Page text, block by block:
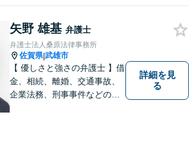
法書士などとも連携しワンス
トップで解決。難事件には他
弁護士と協力も。元調停委
員。
矢野 雄基 弁護士
弁護士法人桑原法律事務所
佐賀県|武雄市
【 優しさと強さの弁護士 】借
金、相続、離婚、交通事故、
企業法務、刑事事件などのご
詳細を見
る